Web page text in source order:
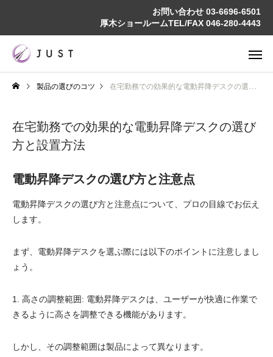
お問い合わせ 03-6696-6501
厚木ショールームTEL/FAX 046-280-4443
電動昇降洗面台
製品の選びのコツ 在宅勤務での効果的な電動昇降デスクの選び方と設置方法
在宅勤務での効果的な電動昇降デスクの選び
方と設置方法
電動昇降デスクの選び方と注意点
電動昇降デスクの選び方と注意点について、プロの目線でお伝え
します。
まず、電動昇降デスクを選ぶ際には以下のポイントに注意しまし
ょう。
1. 高さの調整範囲: 電動昇降デスクは、ユーザーが快適に作業で
きるように高さを調整できる機能があります。
しかし、その調整範囲は製品によって異なります。